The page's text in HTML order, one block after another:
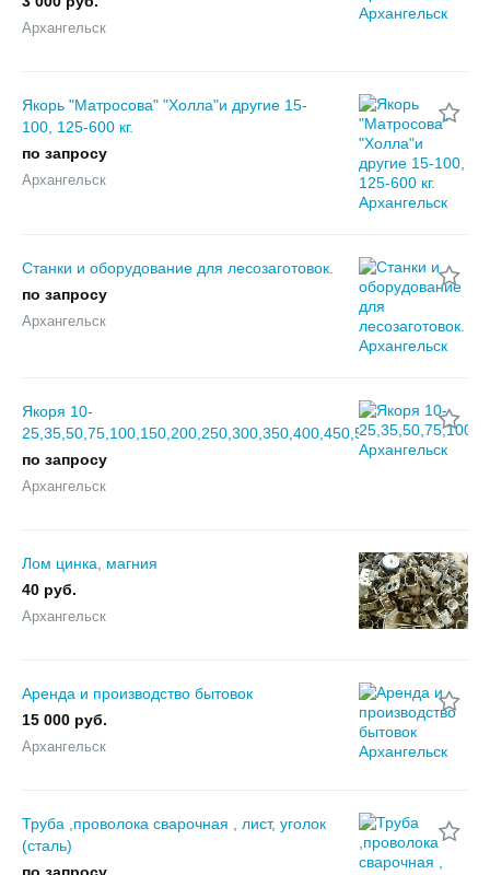
Архангельск
Якорь "Матросова" "Холла"и другие 15-
100, 125-600 кг.
по запросу
Архангельск
Станки и оборудование для лесозаготовок.
по запросу
Архангельск
Якоря 10-
25,35,50,75,100,150,200,250,300,350,400,450,500кг.
по запросу
Архангельск
Лом цинка, магния
40 руб.
Архангельск
Аренда и производство бытовок
15 000 руб.
Архангельск
Труба ,проволока сварочная , лист, уголок
(сталь)
по запросу